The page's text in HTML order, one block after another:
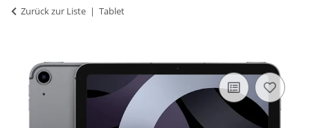
Zurück zur Liste Tablet